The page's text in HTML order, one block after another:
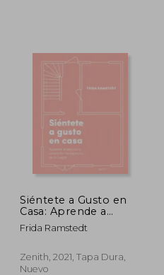
Siéntete a Gusto en
Casa: Aprende a
Decorar y Potenciar
los Espacios de tu
Frida Ramstedt
Zenith, 2021, Tapa Dura,
Nuevo